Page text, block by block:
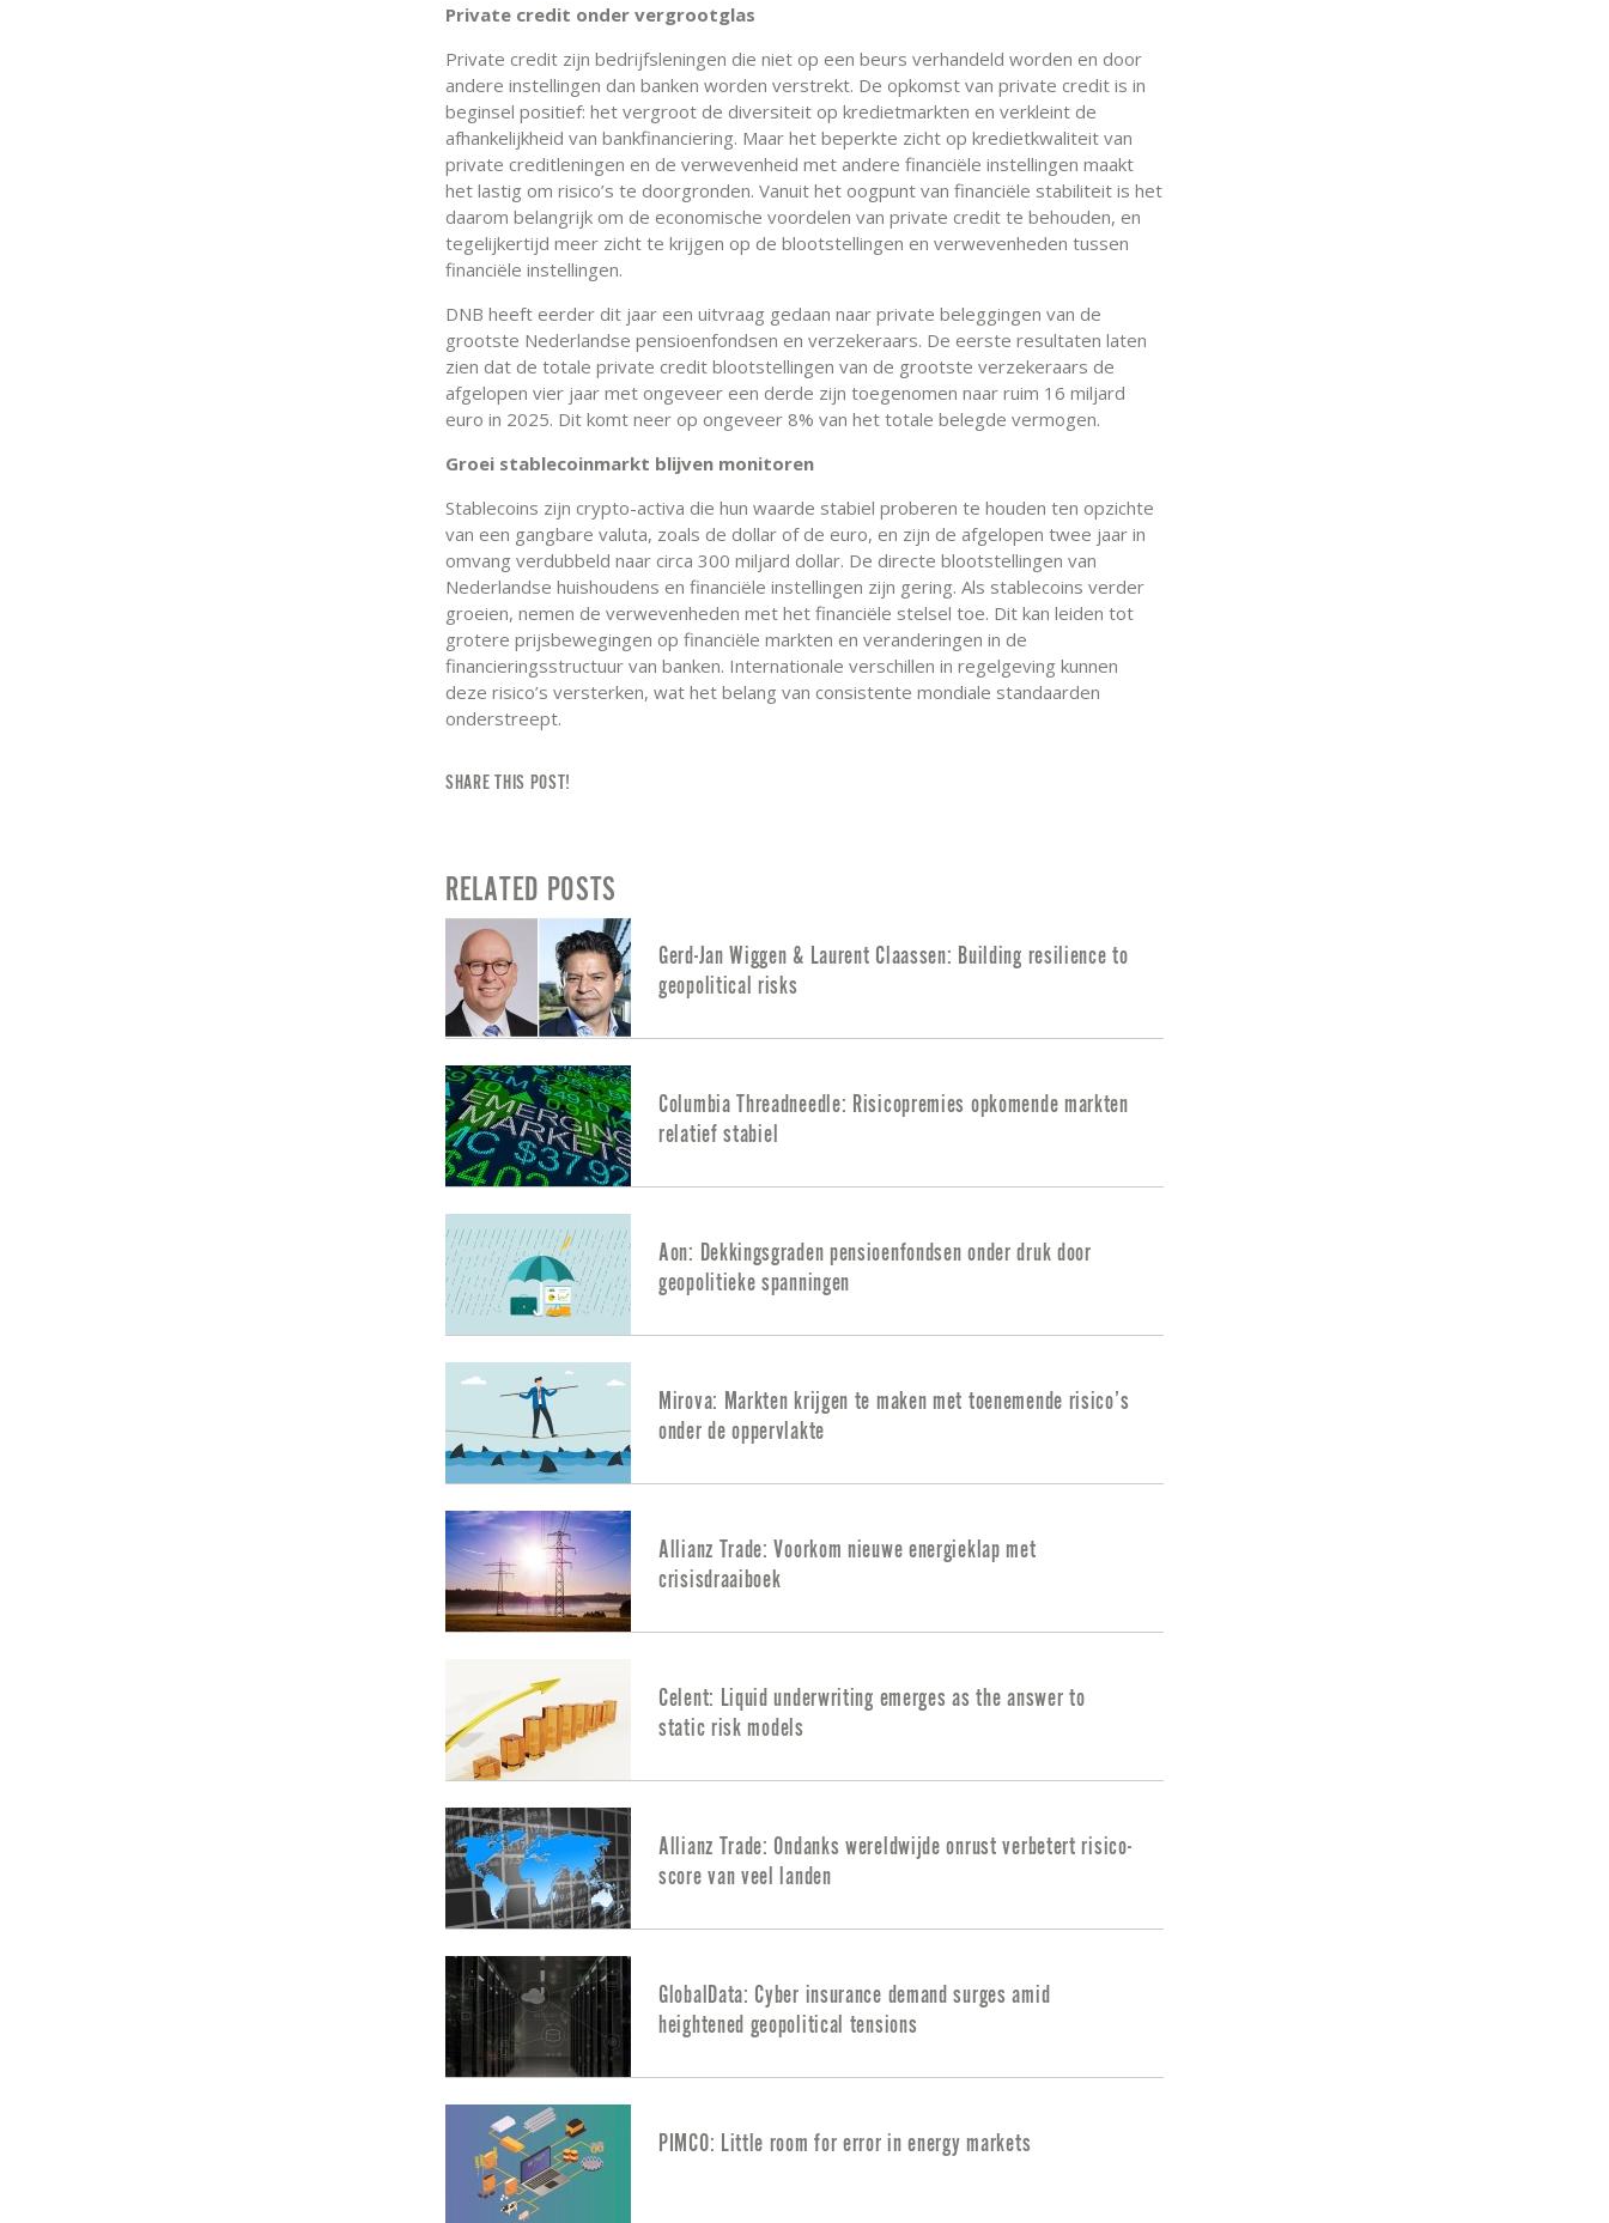
Private credit onder vergrootglas
Private credit zijn bedrijfsleningen die niet op een beurs verhandeld worden en door
andere instellingen dan banken worden verstrekt. De opkomst van private credit is in
beginsel positief: het vergroot de diversiteit op kredietmarkten en verkleint de
afhankelijkheid van bankfinanciering. Maar het beperkte zicht op kredietkwaliteit van
private creditleningen en de verwevenheid met andere financiële instellingen maakt
het lastig om risico’s te doorgronden. Vanuit het oogpunt van financiële stabiliteit is het
daarom belangrijk om de economische voordelen van private credit te behouden, en
tegelijkertijd meer zicht te krijgen op de blootstellingen en verwevenheden tussen
financiële instellingen.
DNB heeft eerder dit jaar een uitvraag gedaan naar private beleggingen van de
grootste Nederlandse pensioenfondsen en verzekeraars. De eerste resultaten laten
zien dat de totale private credit blootstellingen van de grootste verzekeraars de
afgelopen vier jaar met ongeveer een derde zijn toegenomen naar ruim 16 miljard
euro in 2025. Dit komt neer op ongeveer 8% van het totale belegde vermogen.
Groei stablecoinmarkt blijven monitoren
Stablecoins zijn crypto-activa die hun waarde stabiel proberen te houden ten opzichte
van een gangbare valuta, zoals de dollar of de euro, en zijn de afgelopen twee jaar in
omvang verdubbeld naar circa 300 miljard dollar. De directe blootstellingen van
Nederlandse huishoudens en financiële instellingen zijn gering. Als stablecoins verder
groeien, nemen de verwevenheden met het financiële stelsel toe. Dit kan leiden tot
grotere prijsbewegingen op financiële markten en veranderingen in de
financieringsstructuur van banken. Internationale verschillen in regelgeving kunnen
deze risico’s versterken, wat het belang van consistente mondiale standaarden
onderstreept.
SHARE THIS POST!
RELATED POSTS
Gerd-Jan Wiggen & Laurent Claassen: Building resilience to
geopolitical risks
Columbia Threadneedle: Risicopremies opkomende markten
relatief stabiel
Aon: Dekkingsgraden pensioenfondsen onder druk door
geopolitieke spanningen
Mirova: Markten krijgen te maken met toenemende risico’s
onder de oppervlakte
Allianz Trade: Voorkom nieuwe energieklap met
crisisdraaiboek
Celent: Liquid underwriting emerges as the answer to
static risk models
Allianz Trade: Ondanks wereldwijde onrust verbetert risico-
score van veel landen
GlobalData: Cyber insurance demand surges amid
heightened geopolitical tensions
PIMCO: Little room for error in energy markets